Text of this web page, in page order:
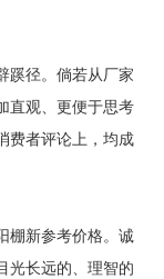
蹊径。倘若从厂家
直观、更便于思考
费者评论上，均成
棚新参考价格。诚
光长远的、理智的